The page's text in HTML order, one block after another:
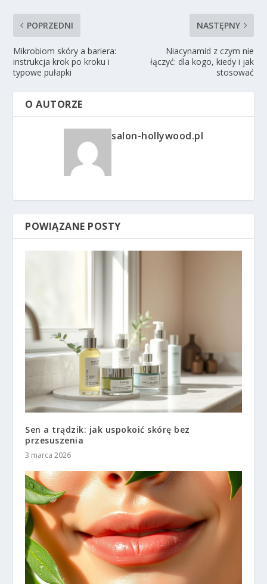
POPRZEDNI
Mikrobiom skóry a bariera:
instrukcja krok po kroku i
typowe pułapki
NASTĘPNY
Niacynamid z czym nie
łączyć: dla kogo, kiedy i jak
stosować
O AUTORZE
salon-hollywood.pl
POWIĄZANE POSTY
Sen a trądzik: jak uspokoić skórę bez
przesuszenia
3 marca 2026